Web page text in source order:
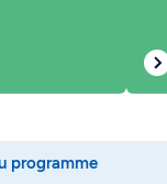
programme